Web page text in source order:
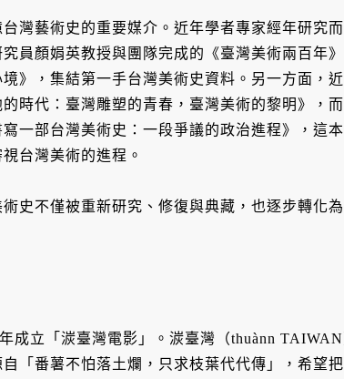
灣藝術史的重要媒介。近年學者專家經年研究
員顏娟英教授與團隊完成的《臺灣美術兩百年
》，集結第一手台灣美術史資料。另一方面，
時代：臺灣雕塑的青春，臺灣美術的黎明》，
一部台灣美術史：一段爭議的政治進程》，這
台灣美術的進程。
史不僅被重新研究、修復與典藏，也逐步轉化
成立「湠臺灣電影」。湠臺灣（thuànn
「番薯不怕落土爛，只求枝葉代代傳」，希望